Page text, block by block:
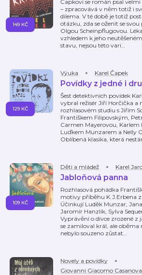
Čapkovi se román psal velmi
– zpracovává v něm totiž i
dilema. V té době je totiž
otázku, zda se oženit se
Olgou Scheinpflugovou.
vzhledem k jeho
stavu, nejsou této vari…
149 KČ
Výuka Karel Čapek
Povídky z jedné i
Šest detektivních povídek
vybral režisér Jiří Horčička a
rozhlasovém studiu s Jiřím
Františkem Filipovským,
Carmen Mayerovou, Karlem
Luďkem Munzarem a Nelly
Oblíbená klasika, která
129 KČ
Děti a mládež Karel
Jabloňová panna
Rozhlasová pohádka
motivy příběhu K.J.Erbena z
Účinkují Luděk Munzar,
Jaromír Hanzlík, Sylva
Vyprávění o dívce zrozené z
se zamiloval král, ale
nebylo souzeno zůstat…
109 KČ
Novely a povídky
Giovanni Giacomo